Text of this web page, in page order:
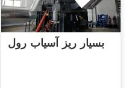
بسیار ریز آسیاب رول